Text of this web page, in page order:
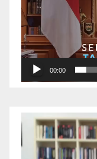
00:00
Pemutar
Video